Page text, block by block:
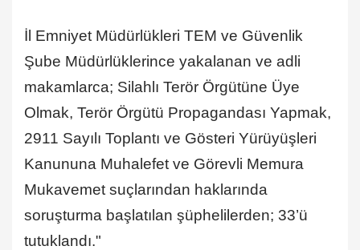
İl Emniyet Müdürlükleri TEM ve Güvenlik
Şube Müdürlüklerince yakalanan ve adli
makamlarca; Silahlı Terör Örgütüne Üye
Olmak, Terör Örgütü Propagandası Yapmak,
2911 Sayılı Toplantı ve Gösteri Yürüyüşleri
Kanununa Muhalefet ve Görevli Memura
Mukavemet suçlarından haklarında
soruşturma başlatılan şüphelilerden; 33’ü
tutuklandı."